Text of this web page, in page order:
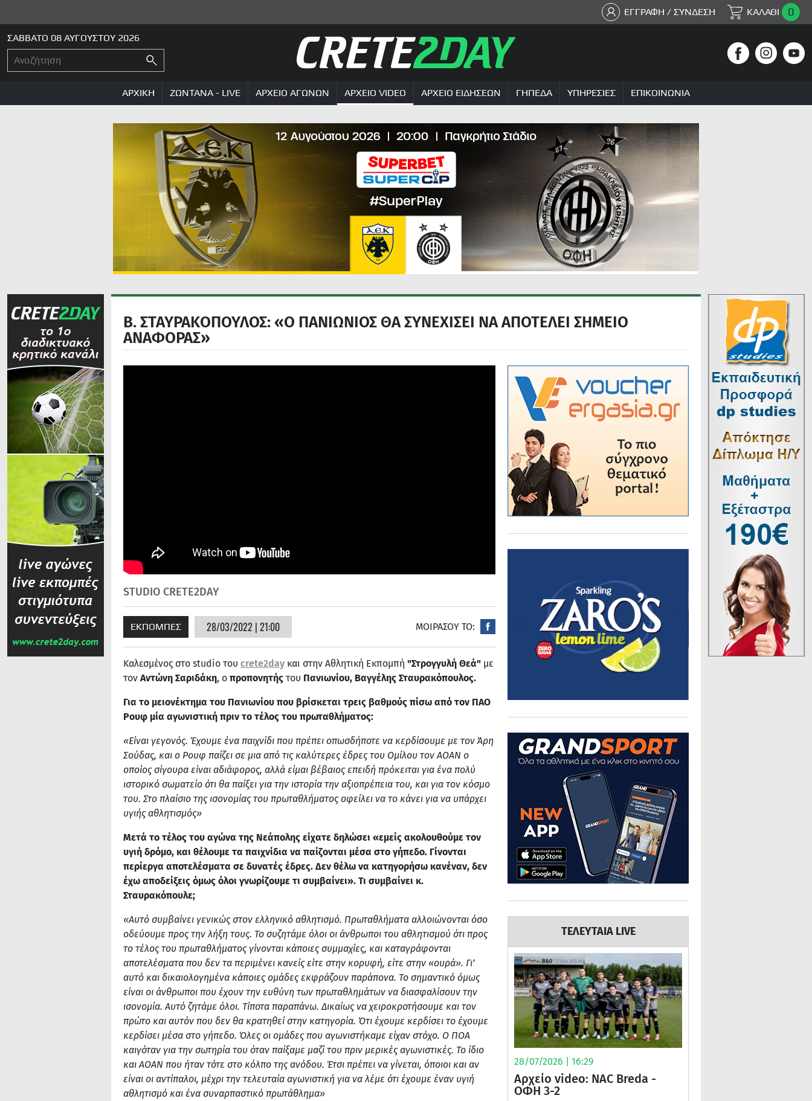
ΕΓΓΡΑΦΗ / ΣΥΝΔΕΣΗ ΚΑΛΑΘΙ 0
ΣΑΒΒΑΤΟ 08 ΑΥΓΟΥΣΤΟΥ 2026
ΑΡΧΙΚΗ ΖΩΝΤΑΝΑ - LIVE ΑΡΧΕΙΟ ΑΓΩΝΩΝ ΑΡΧΕΙΟ VIDEO ΑΡΧΕΙΟ ΕΙΔΗΣΕΩΝ ΓΗΠΕΔΑ ΥΠΗΡΕΣΙΕΣ ΕΠΙΚΟΙΝΩΝΙΑ
Β. ΣΤΑΥΡΑΚΟΠΟΥΛΟΣ: «Ο ΠΑΝΙΩΝΙΟΣ ΘΑ ΣΥΝΕΧΙΣΕΙ ΝΑ ΑΠΟΤΕΛΕΙ ΣΗΜΕΙΟ
ΑΝΑΦΟΡΑΣ»
STUDIO CRETE2DAY
ΕΚΠΟΜΠΕΣ 28/03/2022 | 21:00 ΜΟΙΡΑΣΟΥ ΤΟ:
Kαλεσμένος στο studio του crete2day και στην Αθλητική Εκπομπή "Στρογγυλή Θεά" με
τον Αντώνη Σαριδάκη, o προπονητής του Πανιωνίου, Βαγγέλης Σταυρακόπουλος.
Για το μειονέκτημα του Πανιωνίου που βρίσκεται τρεις βαθμούς πίσω από τον ΠΑΟ
Ρουφ μία αγωνιστική πριν το τέλος του πρωταθλήματος:
«Είναι γεγονός. Έχουμε ένα παιχνίδι που πρέπει οπωσδήποτε να κερδίσουμε με τον Άρη
Σούδας, και ο Ρουφ παίζει σε μια από τις καλύτερες έδρες του Ομίλου τον ΑΟΑΝ ο
οποίος σίγουρα είναι αδιάφορος, αλλά είμαι βέβαιος επειδή πρόκειται για ένα πολύ
ιστορικό σωματείο ότι θα παίξει για την ιστορία την αξιοπρέπεια του, και για τον κόσμο
του. Στο πλαίσιο της ισονομίας του πρωταθλήματος οφείλει να το κάνει για να υπάρχει
υγιής αθλητισμός»
Μετά το τέλος του αγώνα της Νεάπολης είχατε δηλώσει «εμείς ακολουθούμε τον
υγιή δρόμο, και θέλουμε τα παιχνίδια να παίζονται μέσα στο γήπεδο. Γίνονται
περίεργα αποτελέσματα σε δυνατές έδρες. Δεν θέλω να κατηγορήσω κανέναν, δεν
έχω αποδείξεις όμως όλοι γνωρίζουμε τι συμβαίνει». Τι συμβαίνει κ.
Σταυρακόπουλε;
«Αυτό συμβαίνει γενικώς στον ελληνικό αθλητισμό. Πρωταθλήματα αλλοιώνονται όσο
οδεύουμε προς την λήξη τους. Το συζητάμε όλοι οι άνθρωποι του αθλητισμού ότι προς
το τέλος του πρωταθλήματος γίνονται κάποιες συμμαχίες, και καταγράφονται
αποτελέσματα που δεν τα περιμένει κανείς είτε στην κορυφή, είτε στην «ουρά». Γι’
αυτό και δικαιολογημένα κάποιες ομάδες εκφράζουν παράπονα. Το σημαντικό όμως
είναι οι άνθρωποι που έχουν την ευθύνη των πρωταθλημάτων να διασφαλίσουν την
ισονομία. Αυτό ζητάμε όλοι. Τίποτα παραπάνω. Δικαίως να χειροκροτήσουμε και τον
πρώτο και αυτόν που δεν θα κρατηθεί στην κατηγορία. Ότι έχουμε κερδίσει το έχουμε
κερδίσει μέσα στο γήπεδο. Όλες οι ομάδες που αγωνιστήκαμε είχαν στόχο. Ο ΠΟΑ
καιγόταν για την σωτηρία του όταν παίξαμε μαζί του πριν μερικές αγωνιστικές. Το ίδιο
και ΑΟΑΝ που ήταν τότε στο κόλπο της ανόδου. Έτσι πρέπει να γίνεται, όποιοι και αν
είναι οι αντίπαλοι, μέχρι την τελευταία αγωνιστική για να λέμε ότι έχουμε έναν υγιή
αθλητισμό και ένα συναρπαστικό πρωτάθλημα»
ΤΕΛΕΥΤΑΙΑ LIVE
28/07/2026 | 16:29
Αρχείο video: NAC Breda -
ΟΦΗ 3-2